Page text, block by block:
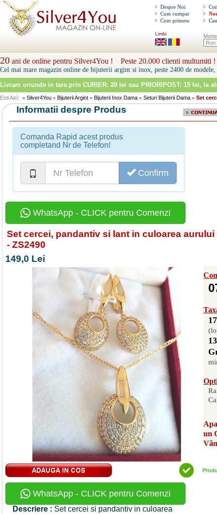
Despre Noi
Cum cumpar
Cum primesc
Limbi
20 ani de online pentru Silver4You ! Peste 20.000 clienti multumiti !
Cel mai mare magazin online de bijuterii argint si inox, peste 2400 de modele,
Livram oriunde in tara prin CURIER: 20 lei sau PRIORIPOST: 15 lei, la
Esti Aici: » Silver4You » Bijuterii Argint » Bijuterii Inox Dama » Seturi Bijuterii Dama » Set
Informatii despre Produs
Comanda Rapid acest produs
completand Nr de Telefon!
Confirm
WhatsApp - CLICK pentru Comenzi
Set cercei, pandantiv si lant in culoarea aurului
- ZS2490
149,0 Lei
un
WhatsApp - CLICK pentru Comenzi
Descriere : Set cercei si pandantiv in culoarea